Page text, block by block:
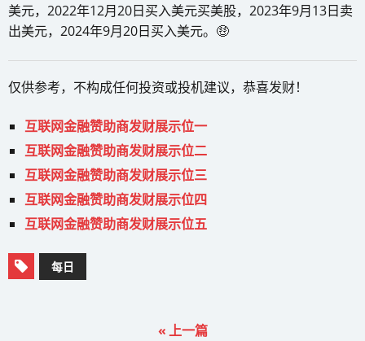
美元，2022年12月20日买入美元买美股，2023年9月13日卖
出美元，2024年9月20日买入美元。🤑
仅供参考，不构成任何投资或投机建议，恭喜发财！
互联网金融赞助商发财展示位一
互联网金融赞助商发财展示位二
互联网金融赞助商发财展示位三
互联网金融赞助商发财展示位四
互联网金融赞助商发财展示位五
每日
« 上一篇